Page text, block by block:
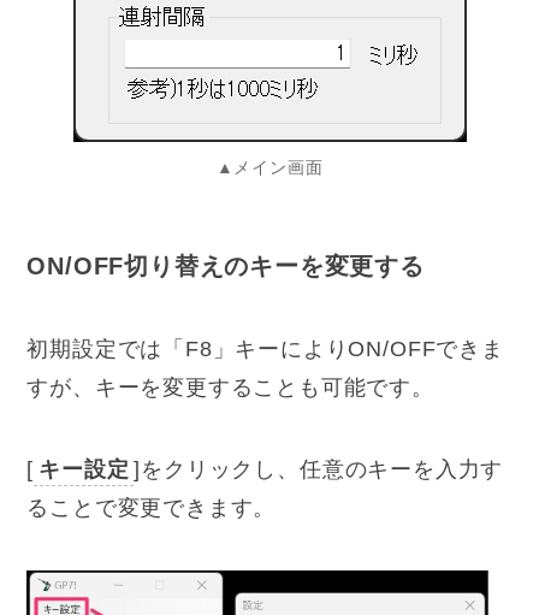
▲メイン画面
ON/OFF切り替えのキーを変更する
初期設定では「F8」キーによりON/OFFできま
すが、キーを変更することも可能です。
[ キー設定 ]をクリックし、任意のキーを入力す
ることで変更できます。